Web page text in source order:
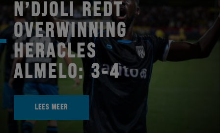
N’DJOLI REDT
OVERWINNING
HERACLES
ALMELO: 3-4
LEES MEER